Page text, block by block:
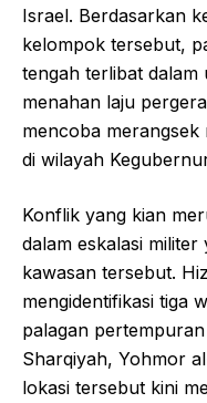
Israel. Berdasarkan
kelompok tersebut,
tengah terlibat
menahan laju
mencoba merangsek
di wilayah
Konflik yang kian
dalam eskalasi
kawasan tersebut.
mengidentifikasi tiga
palagan
Sharqiyah, Yohmor
lokasi tersebut kini